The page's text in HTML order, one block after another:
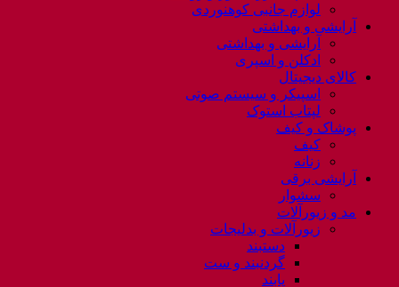
لوازم جانبی کوهنوردی
آرایشی و بهداشتی
آرایشی و بهداشتی
ادکلن و اسپری
کالای دیجیتال
اسپیکر و سیستم صوتی
لپتاب استوک
پوشاک و کیف
کیف
زنانه
آرایشی برقی
سشوار
مد و زیورآلات
زیورآلات و بدلیجات
دستبند
گردنبند و ست
پابند